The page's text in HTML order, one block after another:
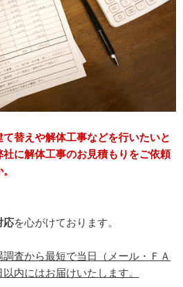
替えや解体工事などを行いたいと
に解体工事のお見積もりをご依頼
応を心がけております。
査から最短で当日（メール・ＦＡ
内にはお届けいたします。